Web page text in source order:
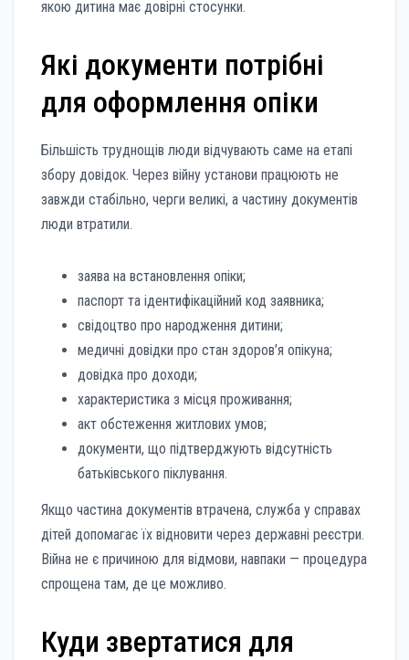
якою дитина має довірні стосунки.
Які документи потрібні
для оформлення опіки
Більшість труднощів люди відчувають саме на етапі
збору довідок. Через війну установи працюють не
завжди стабільно, черги великі, а частину документів
люди втратили.
заява на встановлення опіки;
паспорт та ідентифікаційний код заявника;
свідоцтво про народження дитини;
медичні довідки про стан здоров’я опікуна;
довідка про доходи;
характеристика з місця проживання;
акт обстеження житлових умов;
документи, що підтверджують відсутність
батьківського піклування.
Якщо частина документів втрачена, служба у справах
дітей допомагає їх відновити через державні реєстри.
Війна не є причиною для відмови, навпаки — процедура
спрощена там, де це можливо.
Куди звертатися для